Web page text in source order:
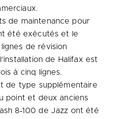
de maintenance pour
été exécutés et le
de révision
de Halifax est
à cinq lignes.
de type supplémentaire
point et deux anciens
8‑100 de Jazz ont été